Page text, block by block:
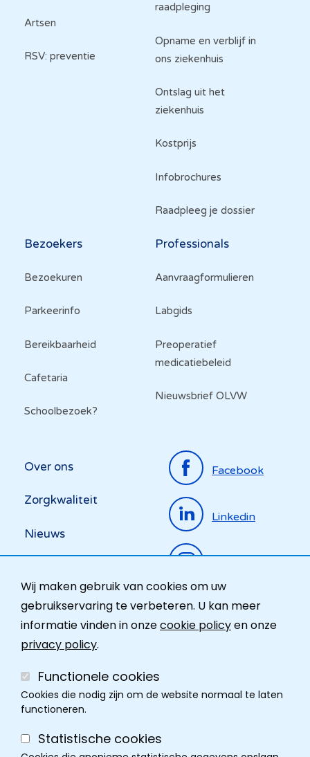
Wij maken gebruik van cookies om uw
gebruikservaring te verbeteren. U kan meer
informatie vinden in onzecookie policyen onze
privacy policy.
Functionele cookies
Cookies die nodig zijn om de website normaal te laten
functioneren.
Statistische cookies
Artsen
RSV: preventie
raadpleging
Opname en verblijf in
ons ziekenhuis
Ontslag uit het
ziekenhuis
Kostprijs
Infobrochures
Raadpleeg je dossier
Bezoekers
Bezoekuren
Parkeerinfo
Bereikbaarheid
Cafetaria
Schoolbezoek?
Professionals
Aanvraagformulieren
Labgids
Preoperatief
medicatiebeleid
Nieuwsbrief OLVW
Top
menu
Over ons
Zorgkwaliteit
Nieuws
Ombudsdienst
Contact
Facebook
Linkedin
Instagram